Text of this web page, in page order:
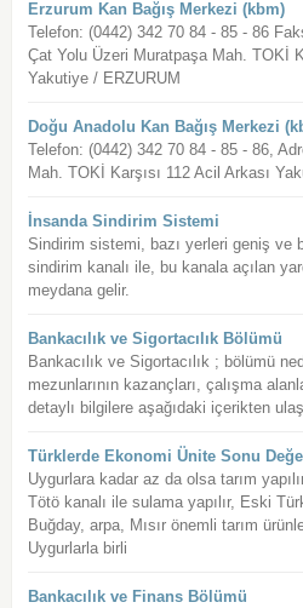
Erzurum Kan Bağış Merkezi (kbm)
Telefon: (0442) 342 70 84 - 85 - 86
Çat Yolu Üzeri Muratpaşa Mah. TOKİ
Yakutiye / ERZURUM
Doğu Anadolu Kan Bağış Merkezi
Telefon: (0442) 342 70 84 - 85 - 86,
Mah. TOKİ Karşısı 112 Acil Arkası
İnsanda Sindirim Sistemi
Sindirim sistemi, bazı yerleri geniş ve
sindirim kanalı ile, bu kanala açılan
meydana gelir.
Bankacılık ve Sigortacılık Bölümü
Bankacılık ve Sigortacılık ; bölümü
mezunlarının kazançları, çalışma
detaylı bilgilere aşağıdaki içerikten
Türklerde Ekonomi Ünite Sonu
Uygurlara kadar az da olsa tarım
Tötö kanalı ile sulama yapılır, Eski
Buğday, arpa, Mısır önemli tarım
Uygurlarla birli
Bankacılık ve Finans Bölümü